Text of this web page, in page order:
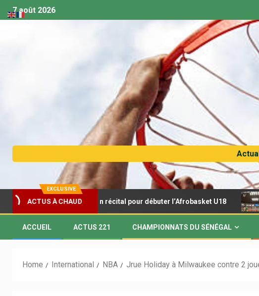
7 août 2026
EXCLUSIVE
ACTUS À CHAUD
s’offrent un récital pour débuter l’Afrobasket U18
ACCUEIL ACTUS 221 CHAMPIONNATS DU SÉNÉGAL
Home International NBA Jrue Holiday à Milwaukee contre 2